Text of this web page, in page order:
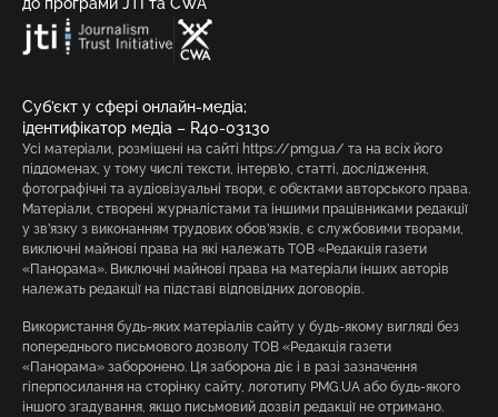
Суб’єкт у сфері онлайн-медіа;
ідентифікатор медіа – R40-03130
Усі матеріали, розміщені на сайті https://pmg.ua/ та на всіх його
піддоменах, у тому числі тексти, інтерв’ю, статті, дослідження,
фотографічні та аудіовізуальні твори, є об’єктами авторського права.
Матеріали, створені журналістами та іншими працівниками редакції
у зв’язку з виконанням трудових обов’язків, є службовими творами,
виключні майнові права на які належать ТОВ «Редакція газети
«Панорама». Виключні майнові права на матеріали інших авторів
належать редакції на підставі відповідних договорів.
Використання будь-яких матеріалів сайту у будь-якому вигляді без
попереднього письмового дозволу ТОВ «Редакція газети
«Панорама» заборонено. Ця заборона діє і в разі зазначення
гіперпосилання на сторінку сайту, логотипу PMG.UA або будь-якого
іншого згадування, якщо письмовий дозвіл редакції не отримано.